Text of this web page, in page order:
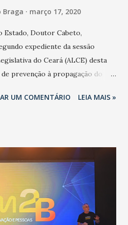
Braga março 17, 2020
Estado, Doutor Cabeto,
expediente da sessão
do Ceará (ALCE) desta
prevenção à propagação do
Estado na contenção da
com os ambientes
não estamos vivendo uma
em todos os anos, com
influenza ou H1N1. Trata-se
vírus diferente, com um poder de
UM COMENTÁRIO LEIA MAIS »